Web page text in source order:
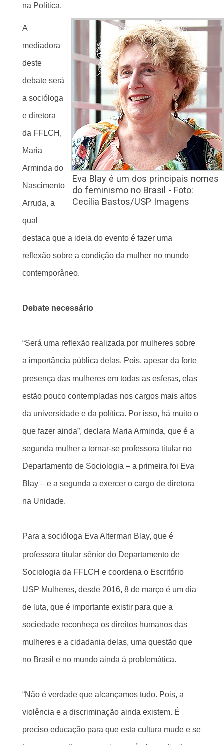
na Política.
Eva Blay é um dos principais nomes
do feminismo no Brasil - Foto:
Cecília Bastos/USP Imagens
A
mediadora
deste
debate será
a socióloga
e diretora
da FFLCH,
Maria
Arminda do
Nascimento
Arruda, a
qual
destaca que a ideia do evento é fazer uma
reflexão sobre a condição da mulher no mundo
contemporâneo.
Debate necessário
“Será uma reflexão realizada por mulheres sobre
a importância pública delas. Pois, apesar da forte
presença das mulheres em todas as esferas, elas
estão pouco contempladas nos cargos mais altos
da universidade e da política. Por isso, há muito o
que fazer ainda”, declara Maria Arminda, que é a
segunda mulher a tornar-se professora titular no
Departamento de Sociologia – a primeira foi Eva
Blay – e a segunda a exercer o cargo de diretora
na Unidade.
Para a socióloga Eva Alterman Blay, que é
professora titular sênior do Departamento de
Sociologia da FFLCH e coordena o Escritório
USP Mulheres, desde 2016, 8 de março é um dia
de luta, que é importante existir para que a
sociedade reconheça os direitos humanos das
mulheres e a cidadania delas, uma questão que
no Brasil e no mundo ainda á problemática.
“Não é verdade que alcançamos tudo. Pois, a
violência e a discriminação ainda existem. É
preciso educação para que esta cultura mude e se